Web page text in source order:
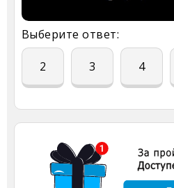
Выберите ответ:
2 3 4